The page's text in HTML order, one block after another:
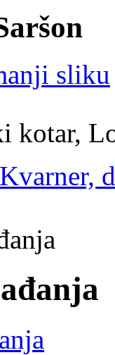
sliku
kotar,